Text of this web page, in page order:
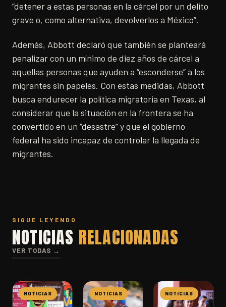
“detener a estas personas en la cárcel por un delito
grave o, como alternativa, devolverlos a México”.
Además, Abbott declaró que también se planteará
penalizar con un mínimo de diez años de cárcel a
aquellas personas que ayuden a “esconderse” a los
migrantes sin papeles. Con estas medidas, Abbott
busca endurecer la política migratoria en Texas, al
considerar que la situación en la frontera se ha
convertido en un “desastre” y que el gobierno
federal ha sido incapaz de controlar la llegada de
migrantes.
SIGUE LEYENDO
NOTICIAS RELACIONADAS
VER TODAS →
NOTICIAS NOTICIAS NOTICIAS